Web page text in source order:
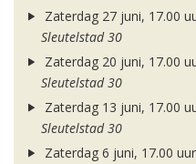
Zaterdag 27 juni, 17.00
Sleutelstad 30
Zaterdag 20 juni, 17.00
Sleutelstad 30
Zaterdag 13 juni, 17.00
Sleutelstad 30
Zaterdag 6 juni, 17.00 uur